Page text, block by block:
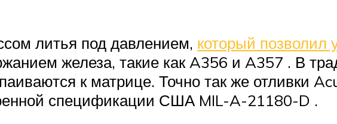
литья под давлением, который позволил
железа, такие как A356 и A357 . В
к матрице. Точно так же отливки
спецификации США MIL-A-21180-D .